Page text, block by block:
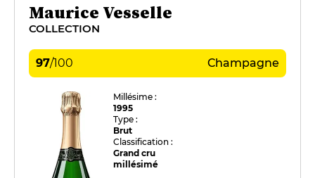
Maurice Vesselle
COLLECTION
97/100 Champagne
Millésime :
1995
Type :
Brut
Classification :
Grand cru
millésimé